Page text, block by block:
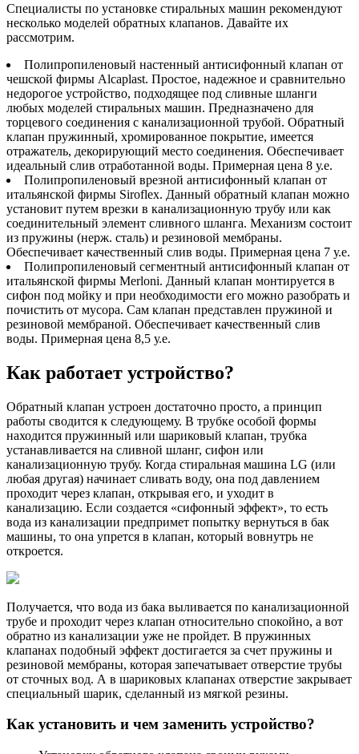
Специалисты по установке стиральных машин рекомендуют
несколько моделей обратных клапанов. Давайте их
рассмотрим.
Полипропиленовый настенный антисифонный клапан от
чешской фирмы Alcaplast. Простое, надежное и сравнительно
недорогое устройство, подходящее под сливные шланги
любых моделей стиральных машин. Предназначено для
торцевого соединения с канализационной трубой. Обратный
клапан пружинный, хромированное покрытие, имеется
отражатель, декорирующий место соединения. Обеспечивает
идеальный слив отработанной воды. Примерная цена 8 у.е.
Полипропиленовый врезной антисифонный клапан от
итальянской фирмы Siroflex. Данный обратный клапан можно
установит путем врезки в канализационную трубу или как
соединительный элемент сливного шланга. Механизм состоит
из пружины (нерж. сталь) и резиновой мембраны.
Обеспечивает качественный слив воды. Примерная цена 7 у.е.
Полипропиленовый сегментный антисифонный клапан от
итальянской фирмы Merloni. Данный клапан монтируется в
сифон под мойку и при необходимости его можно разобрать и
почистить от мусора. Сам клапан представлен пружиной и
резиновой мембраной. Обеспечивает качественный слив
воды. Примерная цена 8,5 у.е.
Как работает устройство?
Обратный клапан устроен достаточно просто, а принцип
работы сводится к следующему. В трубке особой формы
находится пружинный или шариковый клапан, трубка
устанавливается на сливной шланг, сифон или
канализационную трубу. Когда стиральная машина LG (или
любая другая) начинает сливать воду, она под давлением
проходит через клапан, открывая его, и уходит в
канализацию. Если создается «сифонный эффект», то есть
вода из канализации предпримет попытку вернуться в бак
машины, то она упрется в клапан, который вовнутрь не
откроется.
Получается, что вода из бака выливается по канализационной
трубе и проходит через клапан относительно спокойно, а вот
обратно из канализации уже не пройдет. В пружинных
клапанах подобный эффект достигается за счет пружины и
резиновой мембраны, которая запечатывает отверстие трубы
от сточных вод. А в шариковых клапанах отверстие закрывает
специальный шарик, сделанный из мягкой резины.
Как установить и чем заменить устройство?